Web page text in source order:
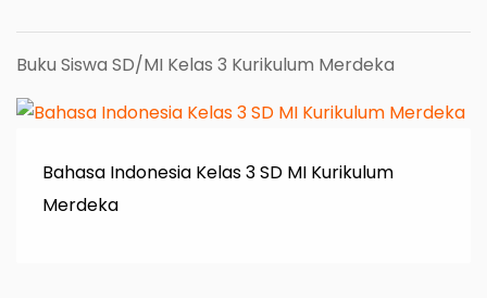
Buku Siswa SD/MI Kelas 3 Kurikulum Merdeka
Bahasa Indonesia Kelas 3 SD MI Kurikulum
Merdeka